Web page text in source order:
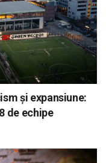
și expansiune:
de echipe